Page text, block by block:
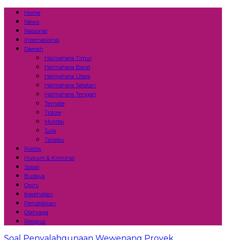
Home
News
Nasional
Internasional
Daerah
Halmahera Timur
Halmahera Barat
Halmahera Utara
Halmahera Selatan
Halmahera Tengah
Ternate
Tidore
Morotai
Sula
Taliabu
Politik
Hukum & Kriminal
Sosial
Budaya
Opini
Kesehatan
Pendidikan
Olahraga
Religius